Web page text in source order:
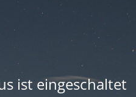
ist eingeschaltet